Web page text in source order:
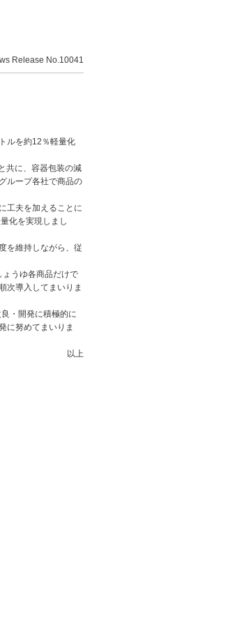
Release No.10041
ルを約12％軽量化
共に、容器包装の減
ループ各社で商品の
工夫を加えることに
化を実現しまし
を維持しながら、従
うゆ各商品だけで
次導入してまいりま
・開発に積極的に
に努めてまいりま
以上